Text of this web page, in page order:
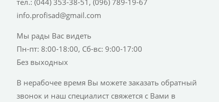
тел.: (044) 353-38-51, (096) 789-19-67
info.profisad@gmail.com
Мы рады Вас видеть
Пн-пт: 8:00-18:00, Сб-вс: 9:00-17:00
Без выходных
В нерабочее время Вы можете заказать обратный
звонок и наш специалист свяжется с Вами в